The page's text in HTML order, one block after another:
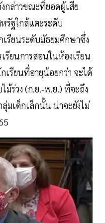
กล่าวขณะที่ยอดผู้เสีย
รัฐใกล้แตะระดับ
เรียนระดับมัธยมศึกษาซึ่ง
รียนการสอนในห้องเรียน
รียนที่อายุน้อยกว่า จะได้
ม้ร่วง (ก.ย.-พ.ย.) ที่จะถึง
มเด็กเล็กนั้น น่าจะยังไม่